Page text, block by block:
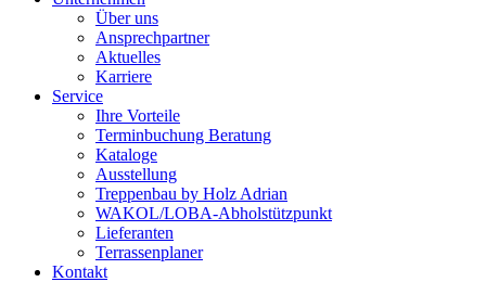
Über uns
Ansprechpartner
Aktuelles
Karriere
Service
Ihre Vorteile
Terminbuchung Beratung
Kataloge
Ausstellung
Treppenbau by Holz Adrian
WAKOL/LOBA-Abholstützpunkt
Lieferanten
Terrassenplaner
Kontakt